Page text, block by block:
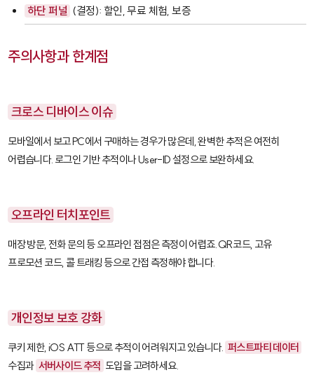
하단 퍼널 (결정): 할인, 무료 체험, 보증
주의사항과 한계점
크로스 디바이스 이슈
모바일에서 보고 PC에서 구매하는 경우가 많은데, 완벽한 추적은 여전히
어렵습니다. 로그인 기반 추적이나User-ID설정으로 보완하세요.
오프라인 터치포인트
매장 방문, 전화 문의 등 오프라인 접점은 측정이 어렵죠. QR코드, 고유
프로모션 코드, 콜 트래킹 등으로 간접 측정해야 합니다.
개인정보 보호 강화
쿠키 제한, iOS ATT 등으로 추적이 어려워지고 있습니다. 퍼스트파티 데이터
수집과 서버사이드 추적 도입을 고려하세요.